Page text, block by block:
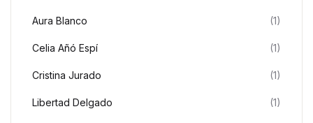
Aura Blanco (1)
Celia Añó Espí (1)
Cristina Jurado (1)
Libertad Delgado (1)